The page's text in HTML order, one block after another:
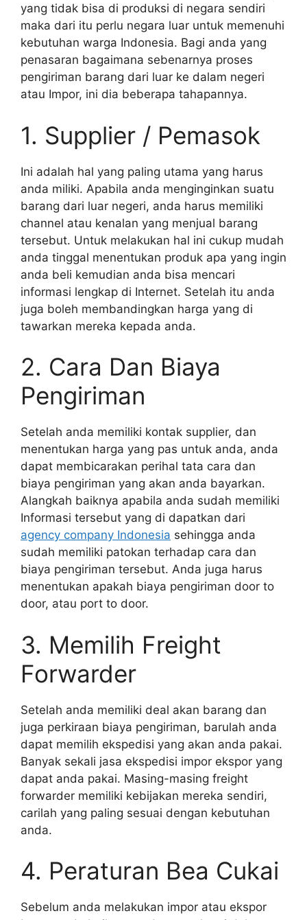
yang tidak bisa di produksi di negara sendiri
maka dari itu perlu negara luar untuk memenuhi
kebutuhan warga Indonesia. Bagi anda yang
penasaran bagaimana sebenarnya proses
pengiriman barang dari luar ke dalam negeri
atau Impor, ini dia beberapa tahapannya.
1. Supplier / Pemasok
Ini adalah hal yang paling utama yang harus
anda miliki. Apabila anda menginginkan suatu
barang dari luar negeri, anda harus memiliki
channel atau kenalan yang menjual barang
tersebut. Untuk melakukan hal ini cukup mudah
anda tinggal menentukan produk apa yang ingin
anda beli kemudian anda bisa mencari
informasi lengkap di Internet. Setelah itu anda
juga boleh membandingkan harga yang di
tawarkan mereka kepada anda.
2. Cara Dan Biaya
Pengiriman
Setelah anda memiliki kontak supplier, dan
menentukan harga yang pas untuk anda, anda
dapat membicarakan perihal tata cara dan
biaya pengiriman yang akan anda bayarkan.
Alangkah baiknya apabila anda sudah memiliki
Informasi tersebut yang di dapatkan dari
agency company Indonesia sehingga anda
sudah memiliki patokan terhadap cara dan
biaya pengiriman tersebut. Anda juga harus
menentukan apakah biaya pengiriman door to
door, atau port to door.
3. Memilih Freight
Forwarder
Setelah anda memiliki deal akan barang dan
juga perkiraan biaya pengiriman, barulah anda
dapat memilih ekspedisi yang akan anda pakai.
Banyak sekali jasa ekspedisi impor ekspor yang
dapat anda pakai. Masing-masing freight
forwarder memiliki kebijakan mereka sendiri,
carilah yang paling sesuai dengan kebutuhan
anda.
4. Peraturan Bea Cukai
Sebelum anda melakukan impor atau ekspor